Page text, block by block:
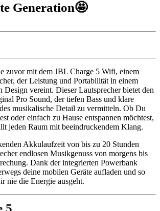
Generation🤩
zuvor mit dem JBL Charge 5 Wifi, einem
der Leistung und Portabilität in einem
Design vereint. Dieser Lautsprecher bietet den
Pro Sound, der tiefen Bass und klare
musikalische Detail zu vermitteln. Ob Du
oder einfach zu Hause entspannen möchtest,
jeden Raum mit beeindruckendem Klang.
Akkulaufzeit von bis zu 20 Stunden
endlosen Musikgenuss von morgens bis
Dank der integrierten Powerbank
deine mobilen Geräte aufladen und so
nie die Energie ausgeht.
5